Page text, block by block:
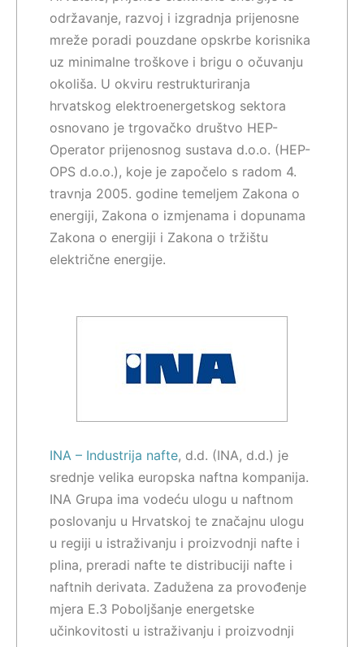
održavanje, razvoj i izgradnja prijenosne
mreže poradi pouzdane opskrbe korisnika
uz minimalne troškove i brigu o očuvanju
okoliša. U okviru restrukturiranja
hrvatskog elektroenergetskog sektora
osnovano je trgovačko društvo HEP-
Operator prijenosnog sustava d.o.o. (HEP-
OPS d.o.o.), koje je započelo s radom 4.
travnja 2005. godine temeljem Zakona o
energiji, Zakona o izmjenama i dopunama
Zakona o energiji i Zakona o tržištu
električne energije.
INA – Industrija nafte, d.d. (INA, d.d.) je
srednje velika europska naftna kompanija.
INA Grupa ima vodeću ulogu u naftnom
poslovanju u Hrvatskoj te značajnu ulogu
u regiji u istraživanju i proizvodnji nafte i
plina, preradi nafte te distribuciji nafte i
naftnih derivata. Zadužena za provođenje
mjera E.3 Poboljšanje energetske
učinkovitosti u istraživanju i proizvodnji